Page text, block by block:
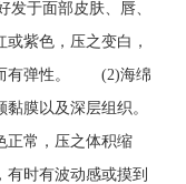
于面部皮肤、唇、
紫色，压之变白，
而有弹性。 (2)海绵
膜以及深层组织。
正常，压之体积缩
时有波动感或摸到